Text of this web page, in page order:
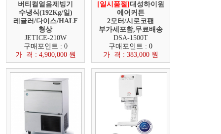
버티컬얼음제빙기
수냉식(192Kg/일)
레귤러/다이스/HALF
형상
JETICE-210W
구매포인트 : 0
가 격 : 4,900,000 원
[일시품절] 대성하이원
에어커튼
2모터/시로코팬
부가세포함,무료배송
DSA-1500T
구매포인트 : 0
가 격 : 383,000 원